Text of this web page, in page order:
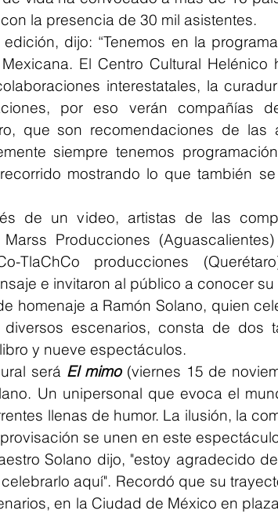
la presencia de 30 mil asistentes.
dijo: “Tenemos en la
El Centro Cultural
interestatales, la
por eso verán compañías
que son recomendaciones de
siempre tenemos
mostrando lo que también
de un video, artistas de las
Producciones
TlaChCo producciones
e invitaron al público a conocer
homenaje a Ramón Solano, quien
escenarios, consta de dos
y nueve espectáculos.
será El mimo (viernes 15 de
Un unipersonal que evoca el
llenas de humor. La ilusión, la
se unen en este
Solano dijo, "estoy agradecido
aquí". Recordó que su
en la Ciudad de México en